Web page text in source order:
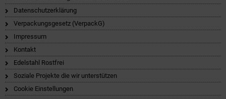
Datenschutzerklärung
Verpackungsgesetz (VerpackG)
Impressum
Kontakt
Edelstahl Rostfrei
Soziale Projekte die wir unterstützen
Cookie Einstellungen